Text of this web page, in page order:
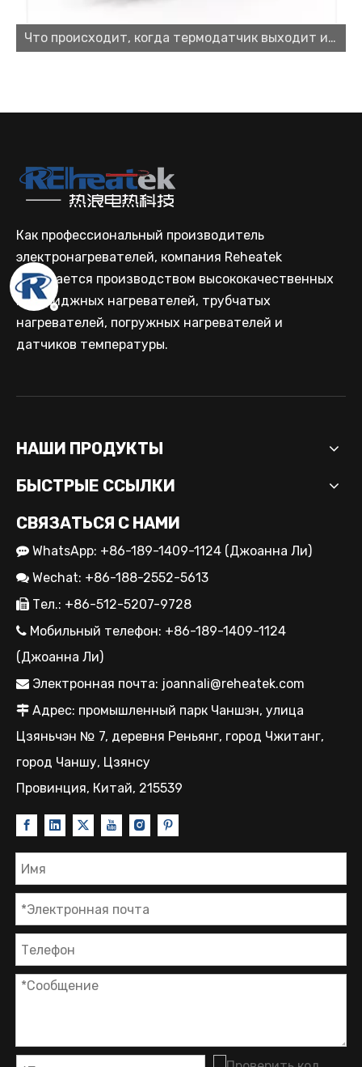
Поставщик картриджных нагревателей для высокопроизводительных решений в области отопления
Производитель индивидуальных картриджных нагревателей для промышленного применения
Что происходит, когда термодатчик выходит из строя?
Как профессиональный производитель
электронагревателей, компания Reheatek
занимается производством высококачественных
картриджных нагревателей, трубчатых
нагревателей, погружных нагревателей и
датчиков температуры.
НАШИ ПРОДУКТЫ
БЫСТРЫЕ ССЫЛКИ
СВЯЗАТЬСЯ С НАМИ
 WhatsApp: +86-189-1409-1124 (Джоанна Ли)
 Wechat: +86-188-2552-5613
 Тел.: +86-512-5207-9728
 Мобильный телефон: +86-189-1409-1124
(Джоанна Ли)
 Электронная почта: joannali@reheatek.com
 Адрес: промышленный парк Чаншэн, улица
Цзяньчэн № 7, деревня Реньянг, город Чжитанг,
город Чаншу, Цзянсу
Провинция, Китай, 215539